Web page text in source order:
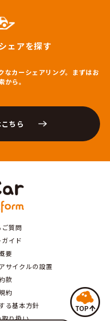
ェアを探す
なカーシェアリング。まずはお
から。
ちら
質問
イド
要
サイクルの設置
款
約
る基本方針
り扱い